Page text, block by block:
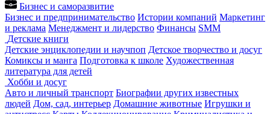
Бизнес и саморазвитие
Бизнес и предпринимательство Истории компаний Маркетинг
и реклама Менеджмент и лидерство Финансы SMM
Детские книги
Детские энциклопедии и научпоп Детское творчество и досуг
Комиксы и манга Подготовка к школе Художественная
литература для детей
Хобби и досуг
Авто и личный транспорт Биографии других известных
людей Дом, сад, интерьер Домашние животные Игрушки и